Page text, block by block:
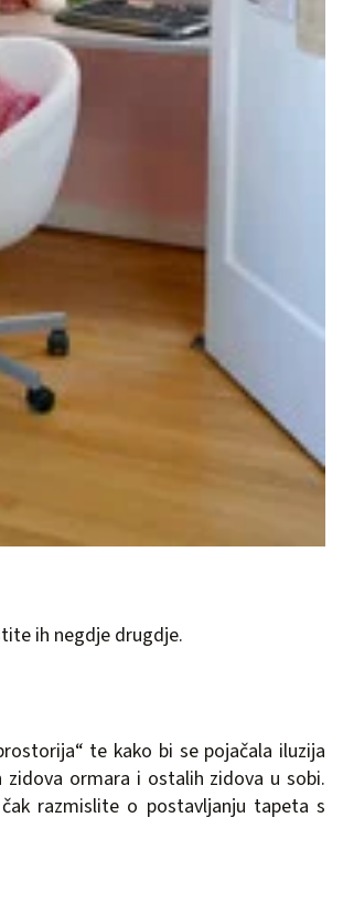
ih negdje drugdje.
te kako bi se pojačala iluzija
ormara i ostalih zidova u sobi.
razmislite o postavljanju tapeta s